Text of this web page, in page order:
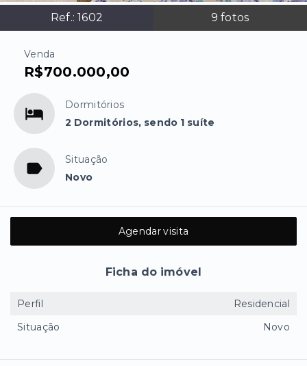
Ref.: 1602 9 fotos
Venda
R$700.000,00
Dormitórios
2 Dormitórios, sendo 1 suíte
Situação
Novo
Agendar visita
Ficha do imóvel
Perfil
Residencial
Situação
Novo